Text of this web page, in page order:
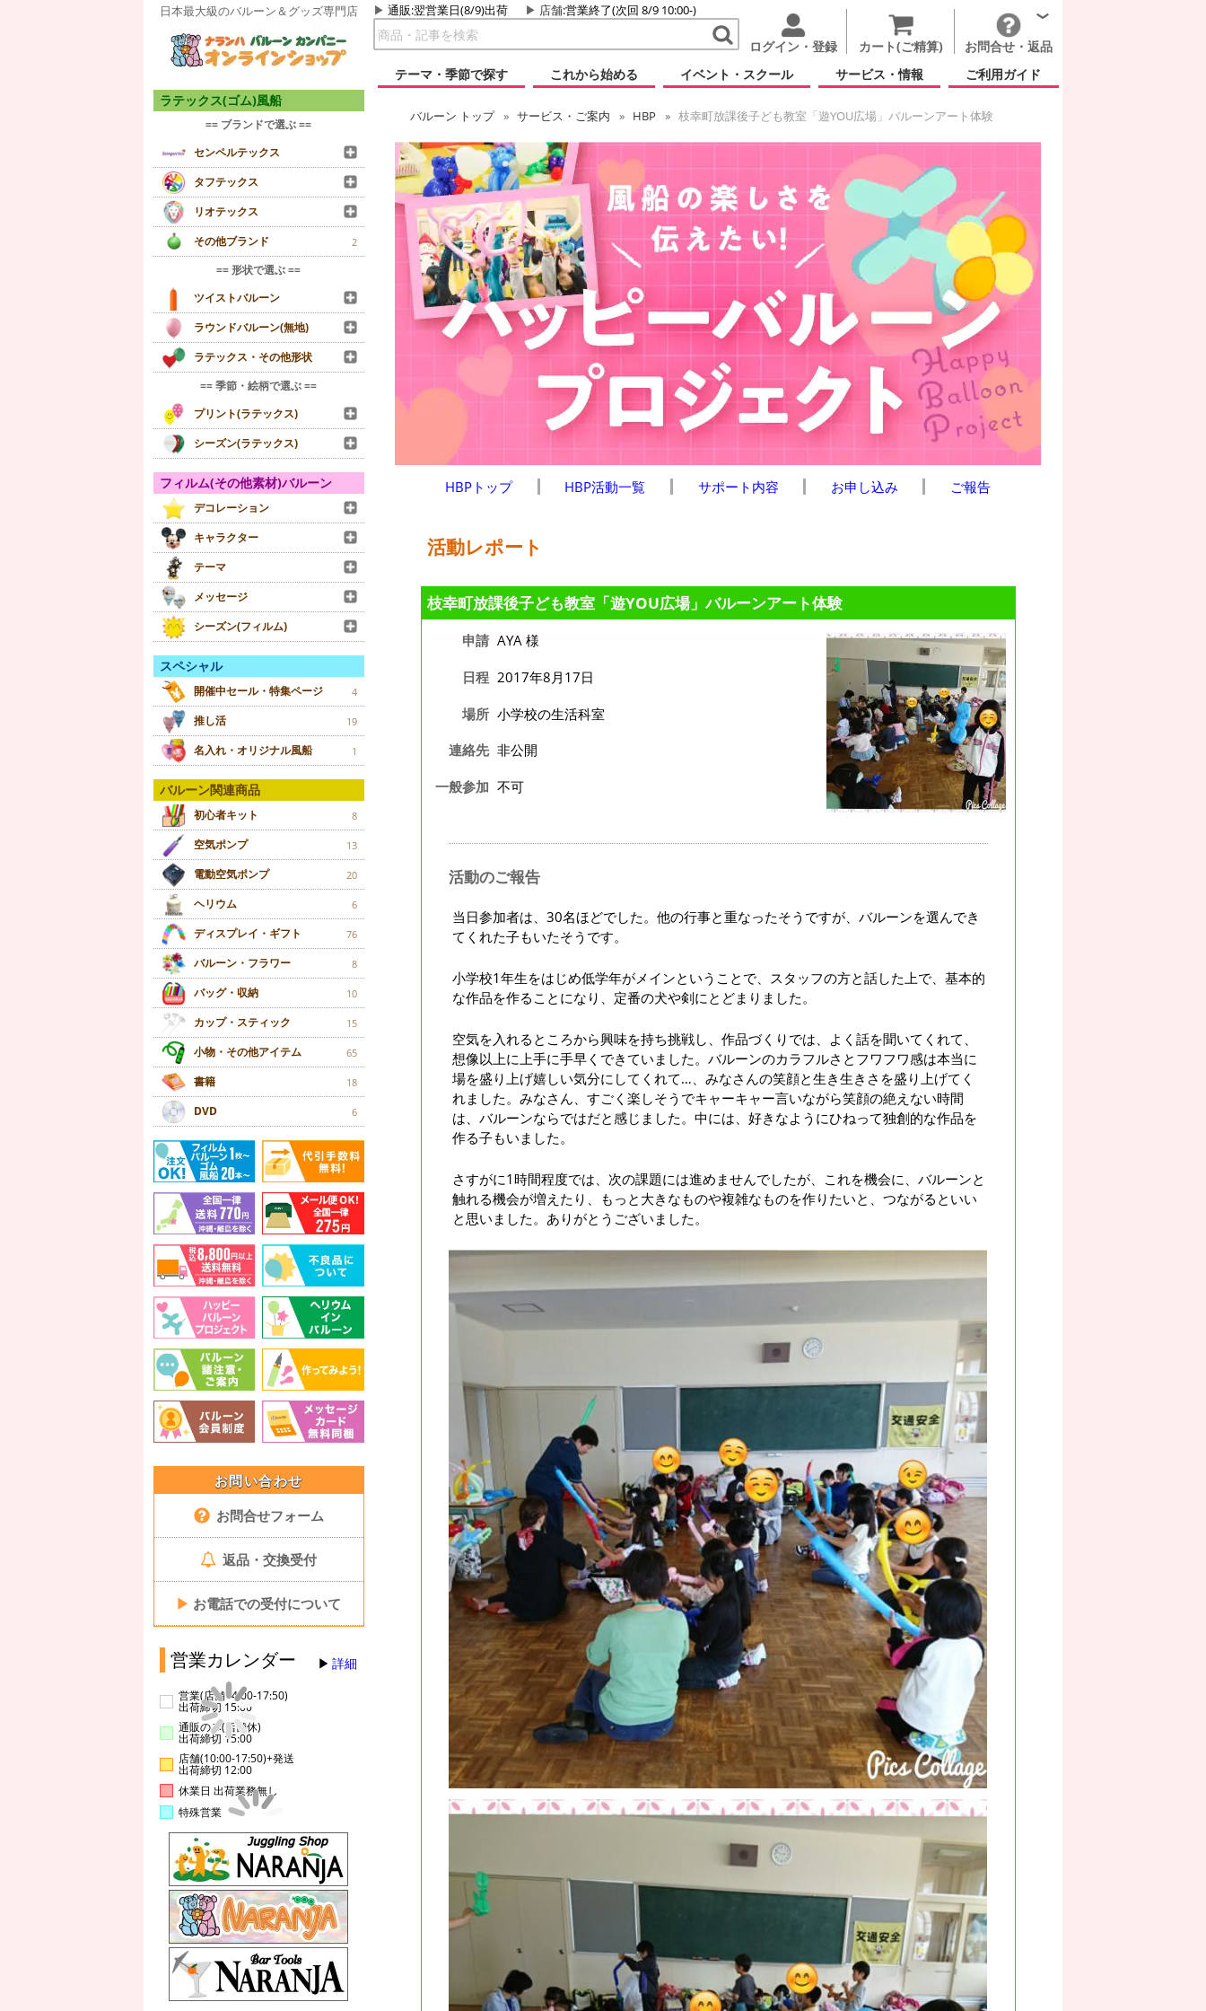
日本最大級のバルーン＆グッズ専門店 通販:翌営業日(8/9)出荷 店舗:営業終了(次回 8/9 10:00-)
ログイン・登録 カート(ご精算)
お問合せ・返品
テーマ・季節で探す
これから始める イベント・スクール サービス・情報 ご利用ガイド
ラテックス(ゴム)風船
== ブランドで選ぶ ==
センペルテックス
タフテックス
リオテックス
その他ブランド
2
== 形状で選ぶ ==
ツイストバルーン
ラウンドバルーン(無地)
ラテックス・その他形状
== 季節・絵柄で選ぶ ==
プリント(ラテックス)
シーズン(ラテックス)
フィルム(その他素材)バルーン
デコレーション
キャラクター
テーマ
メッセージ
シーズン(フィルム)
スペシャル
開催中セール・特集ページ 4
推し活 19
名入れ・オリジナル風船 1
バルーン関連商品
初心者キット 8
空気ポンプ 13
電動空気ポンプ 20
ヘリウム 6
ディスプレイ・ギフト 76
バルーン・フラワー 8
バッグ・収納 10
カップ・スティック 15
小物・その他アイテム 65
書籍 18
DVD 6
お問い合わせ
お問合せフォーム
返品・交換受付
▶ お電話での受付について
営業カレンダー 詳細
営業(店舗14:00-17:50)
出荷締切 15:00
通販のみ(店舗休)
出荷締切 15:00
店舗(10:00-17:50)+発送
出荷締切 12:00
休業日 出荷業務無し
特殊営業
バルーン トップ サービス・ご案内 HBP 枝幸町放課後子ども教室「遊YOU広場」バルーンアート体験
HBPトップ HBP活動一覧 サポート内容 お申し込み ご報告
活動レポート
枝幸町放課後子ども教室「遊YOU広場」バルーンアート体験
申請 AYA 様
日程 2017年8月17日
場所 小学校の生活科室
連絡先 非公開
一般参加 不可
活動のご報告
当日参加者は、30名ほどでした。他の行事と重なったそうですが、バルーンを選んでき
てくれた子もいたそうです。
小学校1年生をはじめ低学年がメインということで、スタッフの方と話した上で、基本的
な作品を作ることになり、定番の犬や剣にとどまりました。
空気を入れるところから興味を持ち挑戦し、作品づくりでは、よく話を聞いてくれて、
想像以上に上手に手早くできていました。バルーンのカラフルさとフワフワ感は本当に
場を盛り上げ嬉しい気分にしてくれて…、みなさんの笑顔と生き生きさを盛り上げてく
れました。みなさん、すごく楽しそうでキャーキャー言いながら笑顔の絶えない時間
は、バルーンならではだと感じました。中には、好きなようにひねって独創的な作品を
作る子もいました。
さすがに1時間程度では、次の課題には進めませんでしたが、これを機会に、バルーンと
触れる機会が増えたり、もっと大きなものや複雑なものを作りたいと、つながるといい
と思いました。ありがとうございました。